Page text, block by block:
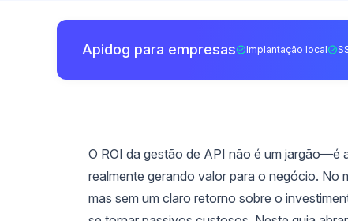
Apidog para empresas Implantação local
O ROI da gestão de API não é um jargão—é
realmente gerando valor para o negócio. No
mas sem um claro retorno sobre o